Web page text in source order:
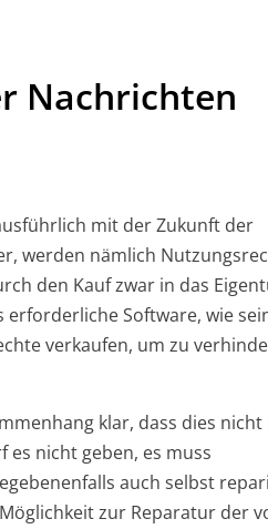
Nachrichten
mit der Zukunft der
werden nämlich
den Kauf zwar in das
Software, wie
verkaufen, um zu
klar, dass dies nicht
nicht geben, es muss
auch selbst
zur Reparatur der